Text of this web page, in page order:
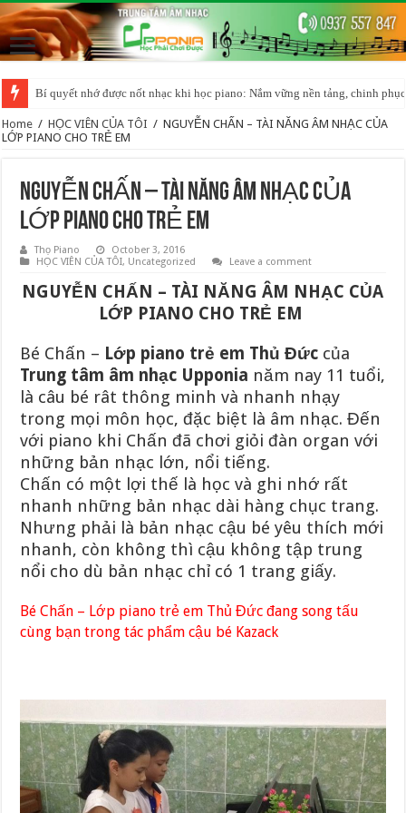
Bí quyết nhớ được nốt nhạc khi học piano: Nắm vững nền tảng, chinh
BÍ QUYẾT HỌC PIANO ORGAN HIỆU QUẢ CHO NGƯỜI MỚI BẮT ĐẦU
Home / HỌC VIÊN CỦA TÔI / NGUYỄN CHẤN – TÀI NĂNG ÂM NHẠC CỦA
LỚP PIANO CHO TRẺ EM
NGUYỄN CHẤN – TÀI NĂNG ÂM NHẠC CỦA
LỚP PIANO CHO TRẺ EM
Thọ Piano
October 3, 2016
HỌC VIÊN CỦA TÔI, Uncategorized Leave a comment
NGUYỄN CHẤN – TÀI NĂNG ÂM NHẠC CỦA
LỚP PIANO CHO TRẺ EM
Bé Chấn – Lớp piano trẻ em Thủ Đức của
Trung tâm âm nhạc Upponia năm nay 11 tuổi,
là câu bé rât thông minh và nhanh nhạy
trong mọi môn học, đặc biệt là âm nhạc. Đến
với piano khi Chấn đã chơi giỏi đàn organ với
những bản nhạc lớn, nổi tiếng.
Chấn có một lợi thế là học và ghi nhớ rất
nhanh những bản nhạc dài hàng chục trang.
Nhưng phải là bản nhạc cậu bé yêu thích mới
nhanh, còn không thì cậu không tập trung
nổi cho dù bản nhạc chỉ có 1 trang giấy.
Bé Chấn – Lớp piano trẻ em Thủ Đức đang song tấu
cùng bạn trong tác phẩm cậu bé Kazack